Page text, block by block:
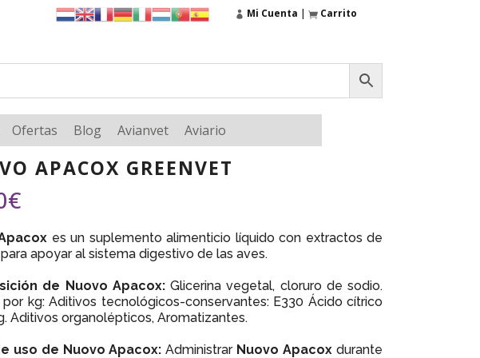
Mi Cuenta | Carrito
Ofertas Blog Avianvet Aviario
APACOX GREENVET
€
es un suplemento alimenticio líquido con extractos de
apoyar al sistema digestivo de las aves.
de Nuovo Apacox:Glicerina vegetal, cloruro de sodio.
kg: Aditivos tecnológicos-conservantes: E330 Ácido cítrico
Aditivos organolépticos, Aromatizantes.
uso de Nuovo Apacox: Administrar Nuovo Apacox durante